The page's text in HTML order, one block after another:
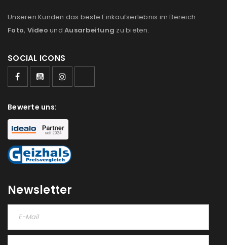
REGISTRIEREN
Ein Link zum Erstellen eines neuen Passworts wird an
NEWSLETTER ABONNIEREN
Please select all the ways you would like to hear from
us
Ja, ich möchte ein Kundenkonto eröffnen und
akzeptiere die
Unseren Kunden das beste Einkaufserlebnis im Bereich
Foto, Video und Ausarbeitung zu bieten.
SOCIAL ICONS
Bewerte uns:
Newsletter